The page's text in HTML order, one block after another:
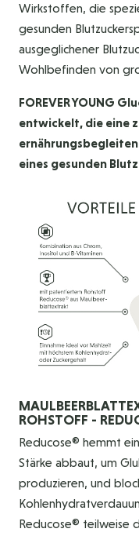
Wirkstoffen, die
gesunden
ausgeglichener
Wohlbefinden von
FOREVER YOUNG
entwickelt, die eine
eines gesunden
ROHSTOFF -
Reducose® hemmt
Stärke abbaut, um
produzieren, und
Reducose® teilweise